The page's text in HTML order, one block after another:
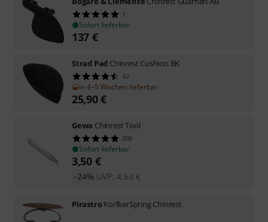
1
Sofort lieferbar
137 €
Strad Pad Chinrest Cushion BK
42
In 4–5 Wochen lieferbar
25,90€
Gewa Chinrest Tool
200
Sofort lieferbar
3,50 €
UVP: 4,63 €
-24%
PirastroKorfkerSpring Chinrest